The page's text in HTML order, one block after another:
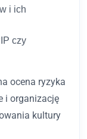
i ich
czy
ocena ryzyka
i organizację
kultury